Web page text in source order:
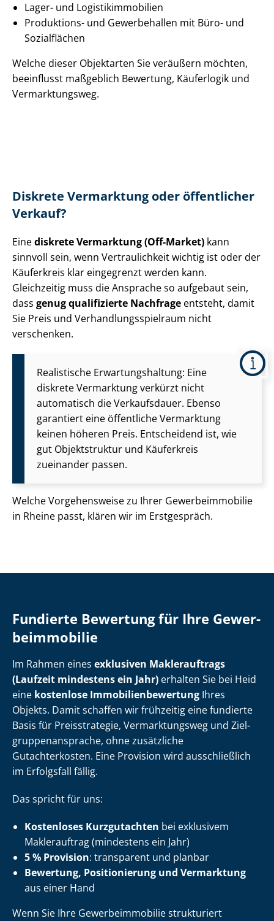
Lager- und Lo­gis­tik­im­mo­bi­li­en
Produktions- und Gewerbehallen mit Büro- und
Sozialflächen
Welche dieser Objektarten Sie veräußern möchten,
beeinflusst maßgeblich Bewertung, Käuferlogik und
Vermarktungsweg.
Diskrete Vermarktung oder öffentlicher
Verkauf?
Einediskrete Vermarktung (Off-Market) kann
sinnvoll sein, wenn Vertraulichkeit wichtig ist oder der
Käuferkreis klar eingegrenzt werden kann.
Gleichzeitig muss die Ansprache so aufgebaut sein,
dass genug qualifizierte Nachfrage entsteht, damit
Sie Preis und Ver­hand­lungs­spiel­raum nicht
verschenken.
Realistische Er­war­tungs­hal­tung: Eine
diskrete Vermarktung verkürzt nicht
automatisch die Verkaufsdauer. Ebenso
garantiert eine öffentliche Vermarktung
keinen höheren Preis. Entscheidend ist, wie
gut Objektstruktur und Käuferkreis
zueinander passen.
Welche Vorgehensweise zu Ihrer Ge­wer­be­im­mo­bi­lie
in Rheine passt, klären wir im Erstgespräch.
Fundierte Bewertung für Ihre Ge­wer­
be­im­mo­bi­lie
Im Rahmen eines exklusiven Maklerauftrags
(Laufzeit mindestens ein Jahr) erhalten Sie bei Heid
eine kostenlose Im­mo­bi­li­en­be­wer­tung Ihres
Objekts. Damit schaffen wir frühzeitig eine fundierte
Basis für Preisstrategie, Vermarktungsweg und Ziel­
grup­pen­an­spra­che, ohne zusätzliche
Gutachterkosten. Eine Provision wird ausschließlich
im Erfolgsfall fällig.
Das spricht für uns:
Kostenloses Kurzgutachten bei exklusivem
Maklerauftrag (mindestens ein Jahr)
5 % Provision: transparent und planbar
Bewertung, Positionierung und Vermarktung
aus einer Hand
Wenn Sie Ihre Ge­wer­be­im­mo­bi­lie strukturiert